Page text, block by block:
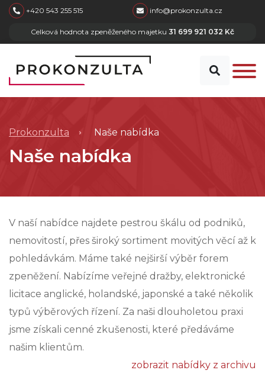
skip to main content
+420 543 255 515 info@prokonzulta.cz
Celková hodnota zpeněženého majetku 31 699 921 032 Kč
Prokonzulta Naše nabídka
Naše nabídka
V naší nabídce najdete pestrou škálu od podniků,
nemovitostí, přes široký sortiment movitých věcí až k
pohledávkám. Máme také nejširší výběr forem
zpeněžení. Nabízíme veřejné dražby, elektronické
licitace anglické, holandské, japonské a také několik
typů výběrových řízení. Za naši dlouholetou praxi
jsme získali cenné zkušenosti, které předáváme
našim klientům.
zobrazit nabídky z archivu